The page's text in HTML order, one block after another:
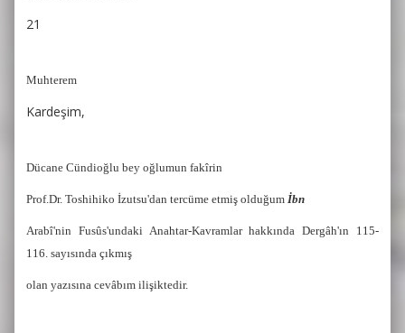
21
Muhterem
Kardeşim,
Dücane Cündioğlu bey oğlumun fakîrin
Prof.Dr. Toshihiko İzutsu'dan tercüme etmiş olduğumİbn
Arabî'nin Fusûs'undaki Anahtar-Kavramlar hakkında Dergâh'ın 115-
116. sayısında çıkmış
olan yazısına cevâbım ilişiktedir.